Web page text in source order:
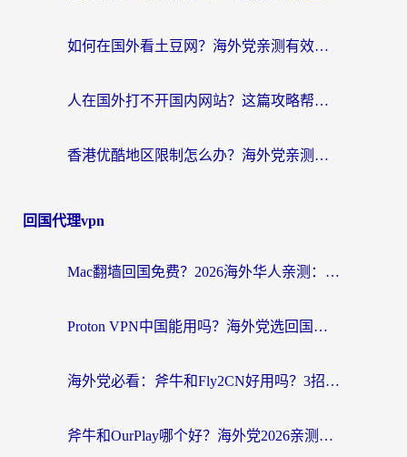
如何在国外看土豆网？海外党亲测有效的追剧加速器选择指南
人在国外打不开国内网站？这篇攻略帮你无缝解锁国内资源（附交管12123使用技巧）
香港优酷地区限制怎么办？海外党亲测有效的追剧解决方案
回国代理vpn
Mac翻墙回国免费？2026海外华人亲测：从CCTV5直播到国内APP，这样选加速器才靠谱
Proton VPN中国能用吗？海外党选回国加速器的避坑指南（附番茄加速器实测）
海外党必看：斧牛和Fly2CN好用吗？3招教你选对回国加速器（附免费试用攻略）
斧牛和OurPlay哪个好？海外党2026亲测：选对加速器，国内资源秒加载